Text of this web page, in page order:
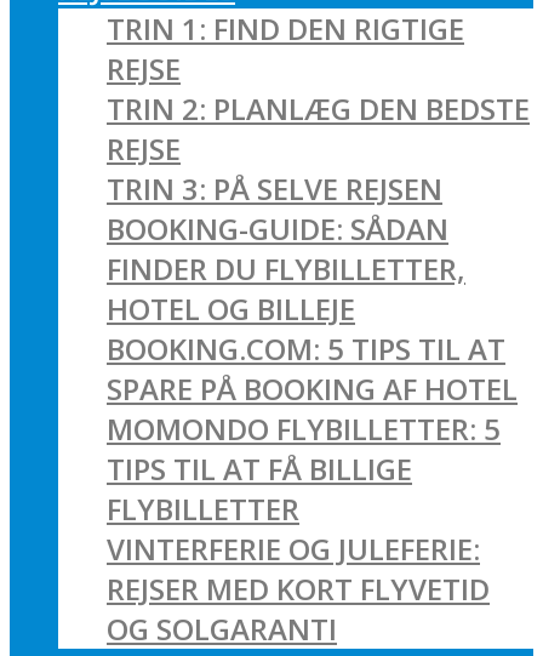
TRIN 1: FIND DEN RIGTIGE
REJSE
TRIN 2: PLANLÆG DEN BEDSTE
REJSE
TRIN 3: PÅ SELVE REJSEN
BOOKING-GUIDE: SÅDAN
FINDER DU FLYBILLETTER,
HOTEL OG BILLEJE
BOOKING.COM: 5 TIPS TIL AT
SPARE PÅ BOOKING AF HOTEL
MOMONDO FLYBILLETTER: 5
TIPS TIL AT FÅ BILLIGE
FLYBILLETTER
VINTERFERIE OG JULEFERIE:
REJSER MED KORT FLYVETID
OG SOLGARANTI